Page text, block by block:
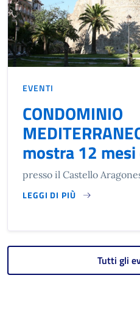
EVENTI
CONDOMINIO
mostra 12
presso il Castello
LEGGI DI PIÙ
SU CONDOMINIO
Tutti gli